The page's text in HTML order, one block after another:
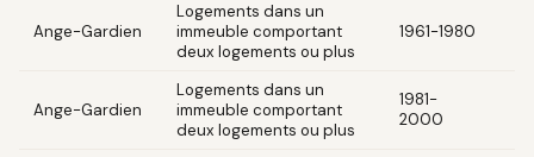
Ange-Gardien
Logements dans un
immeuble comportant
deux logements ou plus
1961-1980
Ange-Gardien
Logements dans un
immeuble comportant
deux logements ou plus
1981-
2000